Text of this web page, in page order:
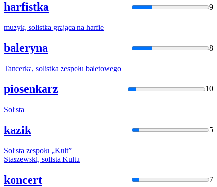
harfistka 9
muzyk, solistka grająca na harfie
baleryna 8
Tancerka, solistka zespołu baletowego
piosenkarz 10
Solista
kazik 5
Solista zespołu „Kult”
Staszewski, solista Kultu
koncert 7